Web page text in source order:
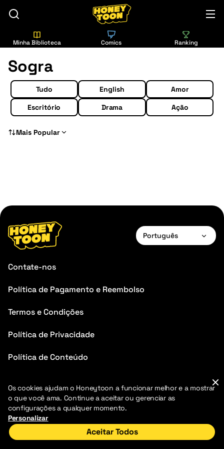
Minha Biblioteca Comics Ranking
Sogra
Tudo English
Amor
Escritório
Drama Ação
Mais Popular
Português
Deutsch
Contate-nos
Política de Pagamento e Reembolso
Termos e Condições
Política de Privacidade
Política de Conteúdo
2026 HoneyToon. Todos os direitos reservados
Os cookies ajudam o Honeytoon a funcionar melhor e a mostrar
o que você ama. Continue a aceitar ou gerenciar as
configurações a qualquer momento.
Personalizar
Aceitar Todos